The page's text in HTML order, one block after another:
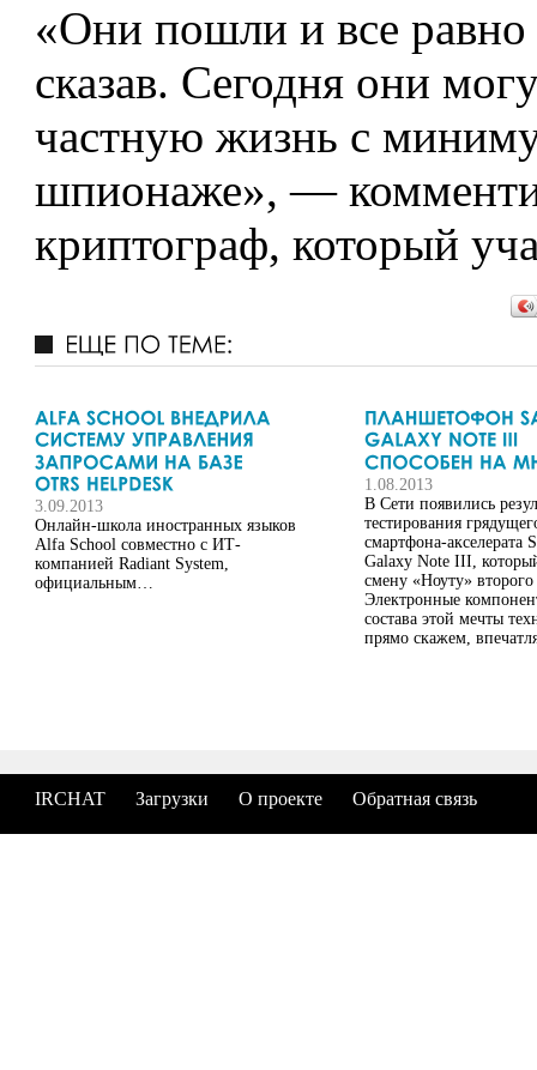
«Они пошли и все равно
сказав. Сегодня они
частную жизнь с
шпионаже», —
криптограф, который
3.09.2013
Онлайн-школа иностранных языков
Alfa School совместно с ИТ-
компанией Radiant System,
официальным…
1.08.2013
В Сети появились
тестирования
смартфона-акселерата
Galaxy Note III,
смену «Ноуту»
Электронные
состава этой мечты
прямо скажем,
IRCHAT Загрузки О проекте Обратная связь